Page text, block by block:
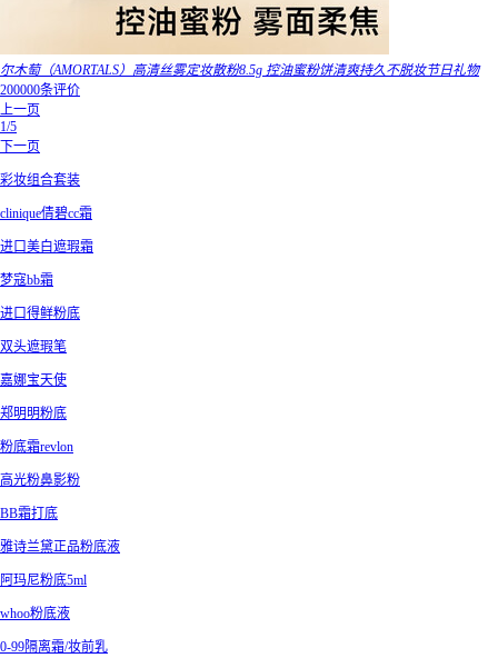
尔木萄（AMORTALS）高清丝雾定妆散粉8.5g 控油蜜粉饼清爽持久不脱妆节日礼物
200000条评价
上一页
1/5
下一页
彩妆组合套装
clinique倩碧cc霜
进口美白遮瑕霜
梦寇bb霜
进口得鲜粉底
双头遮瑕笔
嘉娜宝天使
郑明明粉底
粉底霜revlon
高光粉鼻影粉
BB霜打底
雅诗兰黛正品粉底液
阿玛尼粉底5ml
whoo粉底液
0-99隔离霜/妆前乳